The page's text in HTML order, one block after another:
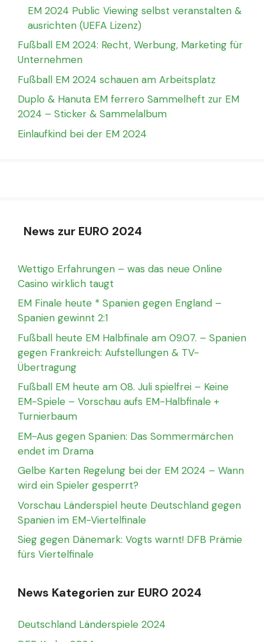
EM 2024 Public Viewing selbst veranstalten &
ausrichten (UEFA Lizenz)
Fußball EM 2024: Recht, Werbung, Marketing für
Unternehmen
Fußball EM 2024 schauen am Arbeitsplatz
Duplo & Hanuta EM ferrero Sammelheft zur EM
2024 – Sticker & Sammelalbum
Einlaufkind bei der EM 2024
News zur EURO 2024
Wettigo Erfahrungen – was das neue Online
Casino wirklich taugt
EM Finale heute * Spanien gegen England –
Spanien gewinnt 2:1
Fußball heute EM Halbfinale am 09.07. – Spanien
gegen Frankreich: Aufstellungen & TV-
Übertragung
Fußball EM heute am 08. Juli spielfrei – Keine
EM-Spiele – Vorschau aufs EM-Halbfinale +
Turnierbaum
EM-Aus gegen Spanien: Das Sommermärchen
endet im Drama
Gelbe Karten Regelung bei der EM 2024 – Wann
wird ein Spieler gesperrt?
Vorschau Länderspiel heute Deutschland gegen
Spanien im EM-Viertelfinale
Sieg gegen Dänemark: Vogts warnt! DFB Prämie
fürs Viertelfinale
News Kategorien zur EURO 2024
Deutschland Länderspiele 2024